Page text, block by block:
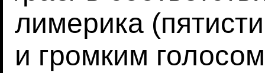
лимерика
и громким